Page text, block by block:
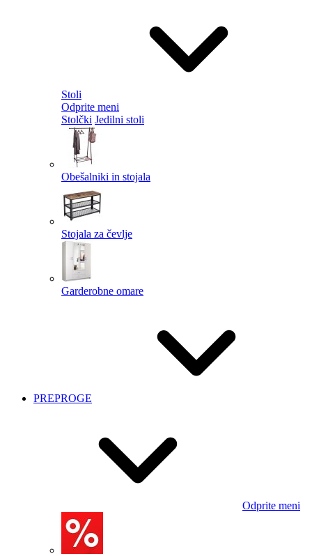
Stoli
Odprite meni
Stolčki Jedilni stoli
Obešalniki in stojala
Stojala za čevlje
Garderobne omare
PREPROGE
Odprite meni